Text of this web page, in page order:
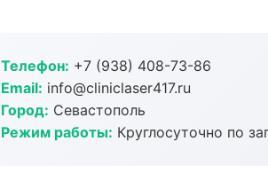
Телефон: +7 (938) 408-73-86
Email: info@cliniclaser417.ru
Город: Севастополь
Режим работы: Круглосуточно по